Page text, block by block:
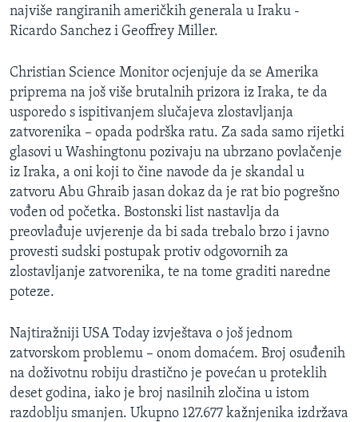
PRATITE NAS
Jezici
najviše rangiranih američkih generala u Iraku -
Ricardo Sanchez i Geoffrey Miller.
Christian Science Monitor ocjenjuje da se Amerika
priprema na još više brutalnih prizora iz Iraka, te da
usporedo s ispitivanjem slučajeva zlostavljanja
zatvorenika – opada podrška ratu. Za sada samo rijetki
glasovi u Washingtonu pozivaju na ubrzano povlačenje
iz Iraka, a oni koji to čine navode da je skandal u
zatvoru Abu Ghraib jasan dokaz da je rat bio pogrešno
vođen od početka. Bostonski list nastavlja da
preovlađuje uvjerenje da bi sada trebalo brzo i javno
provesti sudski postupak protiv odgovornih za
zlostavljanje zatvorenika, te na tome graditi naredne
poteze.
Najtiražniji USA Today izvještava o još jednom
zatvorskom problemu – onom domaćem. Broj osuđenih
na doživotnu robiju drastično je povećan u proteklih
deset godina, iako je broj nasilnih zločina u istom
razdoblju smanjen. Ukupno 127.677 kažnjenika izdržava